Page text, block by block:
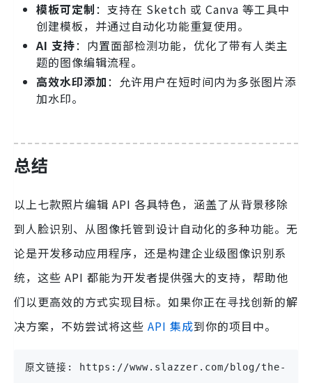
模板可定制：支持在 Sketch 或 Canva 等工具中
创建模板，并通过自动化功能重复使用。
AI 支持：内置面部检测功能，优化了带有人类主
题的图像编辑流程。
高效水印添加：允许用户在短时间内为多张图片添
加水印。
总结
以上七款照片编辑 API 各具特色，涵盖了从背景移除
到人脸识别、从图像托管到设计自动化的多种功能。无
论是开发移动应用程序，还是构建企业级图像识别系
统，这些 API 都能为开发者提供强大的支持，帮助他
们以更高效的方式实现目标。如果你正在寻找创新的解
决方案，不妨尝试将这些 API 集成到你的项目中。
原文链接: https://www.slazzer.com/blog/the-